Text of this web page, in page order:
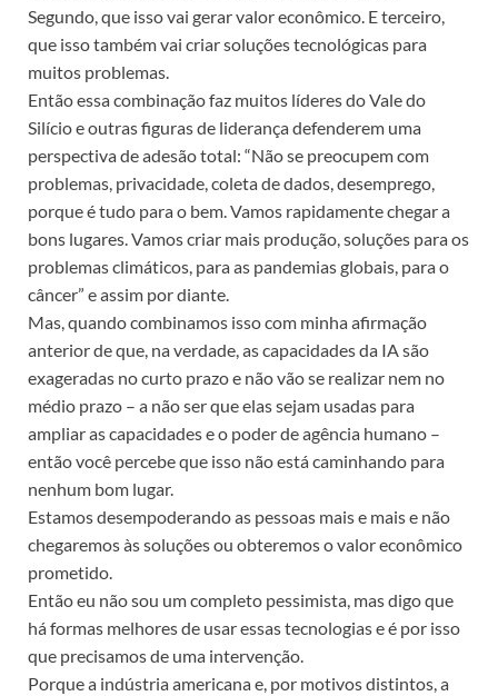
Segundo, que isso vai gerar valor econômico. E terceiro,
que isso também vai criar soluções tecnológicas para
muitos problemas.
Então essa combinação faz muitos líderes do Vale do
Silício e outras figuras de liderança defenderem uma
perspectiva de adesão total: “Não se preocupem com
problemas, privacidade, coleta de dados, desemprego,
porque é tudo para o bem. Vamos rapidamente chegar a
bons lugares. Vamos criar mais produção, soluções para os
problemas climáticos, para as pandemias globais, para o
câncer” e assim por diante.
Mas, quando combinamos isso com minha afirmação
anterior de que, na verdade, as capacidades da IA são
exageradas no curto prazo e não vão se realizar nem no
médio prazo – a não ser que elas sejam usadas para
ampliar as capacidades e o poder de agência humano –
então você percebe que isso não está caminhando para
nenhum bom lugar.
Estamos desempoderando as pessoas mais e mais e não
chegaremos às soluções ou obteremos o valor econômico
prometido.
Então eu não sou um completo pessimista, mas digo que
há formas melhores de usar essas tecnologias e é por isso
que precisamos de uma intervenção.
Porque a indústria americana e, por motivos distintos, a